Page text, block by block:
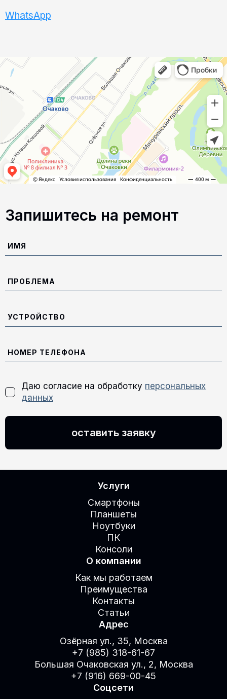
WhatsApp
Запишитесь на ремонт
Даю согласие на обработку персональных
данных
оставить заявку
Услуги
Смартфоны
Планшеты
Ноутбуки
ПК
Консоли
О компании
Как мы работаем
Преимущества
Контакты
Статьи
Адрес
Озёрная ул., 35, Москва
+7 (985) 318-61-67
Большая Очаковская ул., 2, Москва
+7 (916) 669-00-45
Соцсети